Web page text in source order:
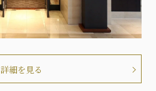
詳細を見る